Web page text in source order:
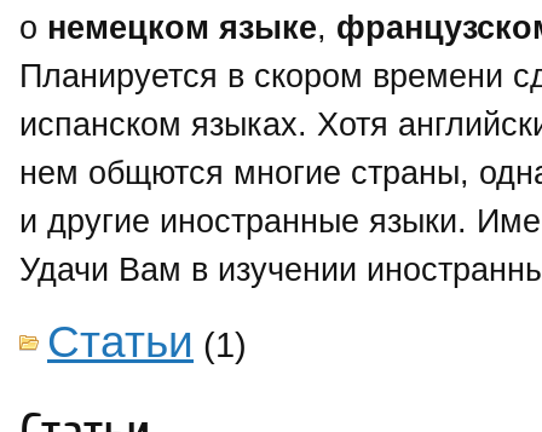
о немецком языке,
Планируется в скором времени
испанском языках. Хотя
нем общются многие страны,
и другие иностранные языки.
Удачи Вам в изучении
Статьи (1)